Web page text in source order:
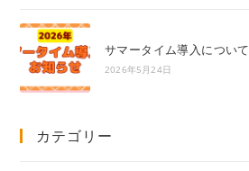
サマータイム導入について
2026年5月24日
カテゴリー